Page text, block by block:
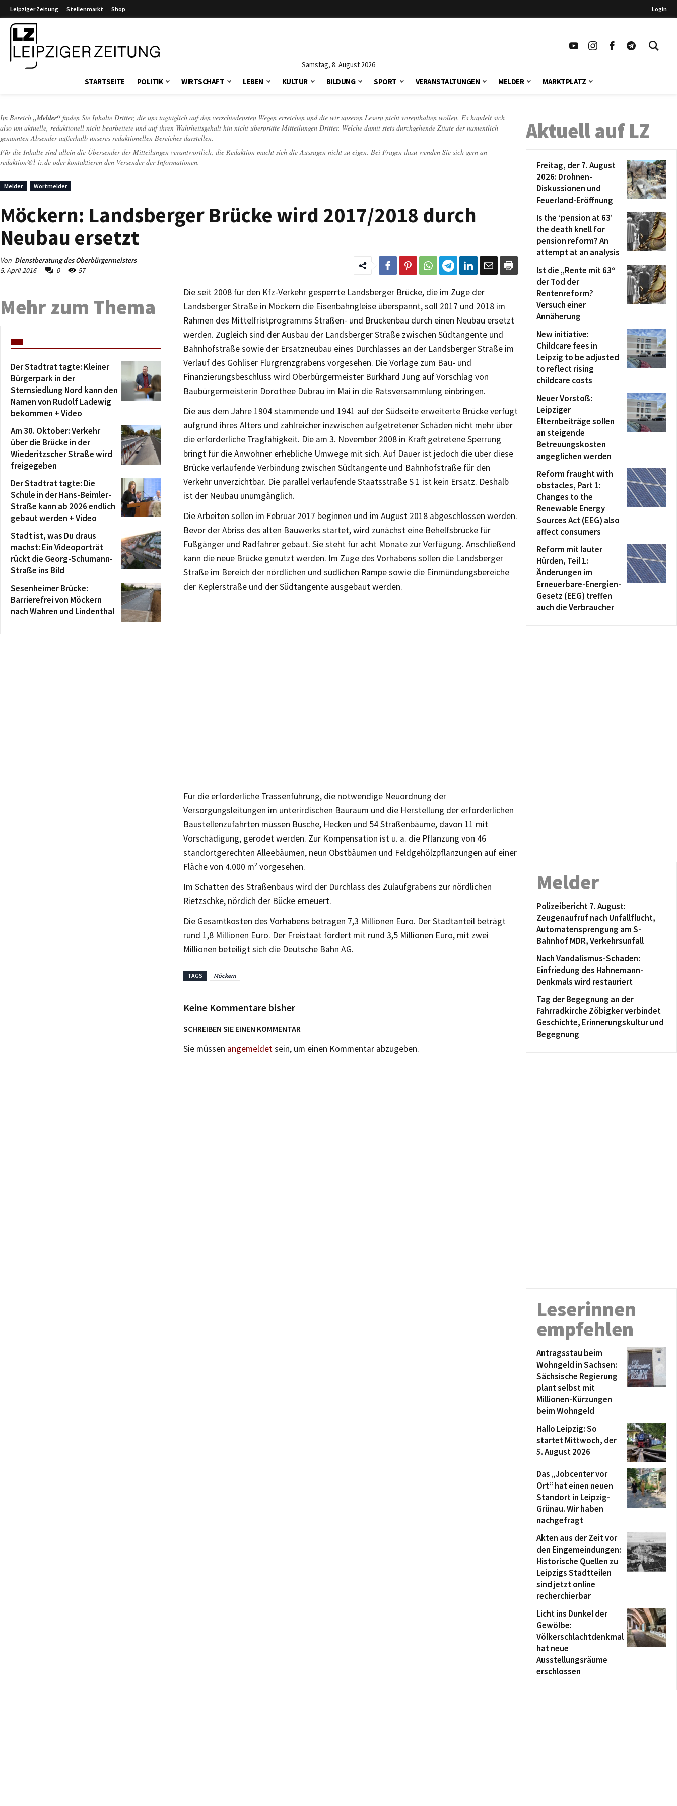
Leipziger Zeitung Stellenmarkt Shop Login
Samstag, 8. August 2026
STARTSEITE POLITIK WIRTSCHAFT LEBEN KULTUR BILDUNG SPORT VERANSTALTUNGEN MELDER MARKTPLATZ
Im Bereich „Melder“ finden Sie Inhalte Dritter, die uns tagtäglich auf den verschiedensten Wegen erreichen und die wir unseren Lesern nicht vorenthalten wollen. Es handelt sich
also um aktuelle, redaktionell nicht bearbeitete und auf ihren Wahrheitsgehalt hin nicht überprüfte Mitteilungen Dritter. Welche damit stets durchgehende Zitate der namentlich
genannten Absender außerhalb unseres redaktionellen Bereiches darstellen.
Für die Inhalte sind allein die Übersender der Mitteilungen verantwortlich, die Redaktion macht sich die Aussagen nicht zu eigen. Bei Fragen dazu wenden Sie sich gern an
redaktion@l-iz.de oder kontaktieren den Versender der Informationen.
Melder Wortmelder
Möckern: Landsberger Brücke wird 2017/2018 durch
Neubau ersetzt
Von Dienstberatung des Oberbürgermeisters
5. April 2016
0 57
Die seit 2008 für den Kfz-Verkehr gesperrte Landsberger Brücke, die im Zuge der
Landsberger Straße in Möckern die Eisenbahngleise überspannt, soll 2017 und 2018 im
Rahmen des Mittelfristprogramms Straßen- und Brückenbau durch einen Neubau ersetzt
werden. Zugleich sind der Ausbau der Landsberger Straße zwischen Südtangente und
Bahnhofstraße sowie der Ersatzneubau eines Durchlasses an der Landsberger Straße im
Verlauf des Gohliser Flurgrenzgrabens vorgesehen. Die Vorlage zum Bau- und
Finanzierungsbeschluss wird Oberbürgermeister Burkhard Jung auf Vorschlag von
Baubürgermeisterin Dorothee Dubrau im Mai in die Ratsversammlung einbringen.
Die aus dem Jahre 1904 stammende und 1941 auf der Südseite erweiterte Brücke verfügt
aufgrund ihres Alters und zahlreicher inzwischen aufgetretener Schäden nicht mehr über
die erforderliche Tragfähigkeit. Die am 3. November 2008 in Kraft getretene Sperrung
bringt für die Anwohner erhebliche Umwege mit sich. Auf Dauer ist jedoch die über diese
Brücke verlaufende Verbindung zwischen Südtangente und Bahnhofstraße für den
Verkehr unverzichtbar. Die parallel verlaufende Staatsstraße S 1 ist kein Ersatz. Deshalb
ist der Neubau unumgänglich.
Die Arbeiten sollen im Februar 2017 beginnen und im August 2018 abgeschlossen werden.
Bevor der Abriss des alten Bauwerks startet, wird zunächst eine Behelfsbrücke für
Fußgänger und Radfahrer gebaut. Sie steht für acht Monate zur Verfügung. Anschließend
kann die neue Brücke genutzt werden. Im Zuge des Vorhabens sollen die Landsberger
Straße im Bereich der nördlichen und südlichen Rampe sowie die Einmündungsbereiche
der Keplerstraße und der Südtangente ausgebaut werden.
Für die erforderliche Trassenführung, die notwendige Neuordnung der
Versorgungsleitungen im unterirdischen Bauraum und die Herstellung der erforderlichen
Baustellenzufahrten müssen Büsche, Hecken und 54 Straßenbäume, davon 11 mit
Vorschädigung, gerodet werden. Zur Kompensation ist u. a. die Pflanzung von 46
standortgerechten Alleebäumen, neun Obstbäumen und Feldgehölzpflanzungen auf einer
Fläche von 4.000 m² vorgesehen.
Im Schatten des Straßenbaus wird der Durchlass des Zulaufgrabens zur nördlichen
Rietzschke, nördich der Bücke erneuert.
Die Gesamtkosten des Vorhabens betragen 7,3 Millionen Euro. Der Stadtanteil beträgt
rund 1,8 Millionen Euro. Der Freistaat fördert mit rund 3,5 Millionen Euro, mit zwei
Millionen beteiligt sich die Deutsche Bahn AG.
TAGS Möckern
Keine Kommentare bisher
SCHREIBEN SIE EINEN KOMMENTAR
Sie müssen angemeldetsein, um einen Kommentar abzugeben.
Mehr zum Thema
Der Stadtrat tagte: Kleiner
Bürgerpark in der
Sternsiedlung Nord kann den
Namen von Rudolf Ladewig
bekommen + Video
Am 30. Oktober: Verkehr
über die Brücke in der
Wiederitzscher Straße wird
freigegeben
Der Stadtrat tagte: Die
Schule in der Hans-Beimler-
Straße kann ab 2026 endlich
gebaut werden + Video
Stadt ist, was Du draus
machst: Ein Videoporträt
rückt die Georg-Schumann-
Straße ins Bild
Sesenheimer Brücke:
Barrierefrei von Möckern
nach Wahren und Lindenthal
Aktuell auf LZ
Freitag, der 7. August
2026: Drohnen-
Diskussionen und
Feuerland-Eröffnung
Is the ‘pension at 63’
the death knell for
pension reform? An
attempt at an analysis
Ist die „Rente mit 63“
der Tod der
Rentenreform?
Versuch einer
Annäherung
New initiative:
Childcare fees in
Leipzig to be adjusted
to reflect rising
childcare costs
Neuer Vorstoß:
Leipziger
Elternbeiträge sollen
an steigende
Betreuungskosten
angeglichen werden
Reform fraught with
obstacles, Part 1:
Changes to the
Renewable Energy
Sources Act (EEG) also
affect consumers
Reform mit lauter
Hürden, Teil 1:
Änderungen im
Erneuerbare-Energien-
Gesetz (EEG) treffen
auch die Verbraucher
Melder
Polizeibericht 7. August:
Zeugenaufruf nach Unfallflucht,
Automatensprengung am S-
Bahnhof MDR, Verkehrsunfall
Nach Vandalismus-Schaden:
Einfriedung des Hahnemann-
Denkmals wird restauriert
Tag der Begegnung an der
Fahrradkirche Zöbigker verbindet
Geschichte, Erinnerungskultur und
Begegnung
Leserinnen
empfehlen
Antragsstau beim
Wohngeld in Sachsen:
Sächsische Regierung
plant selbst mit
Millionen-Kürzungen
beim Wohngeld
Hallo Leipzig: So
startet Mittwoch, der
5. August 2026
Das „Jobcenter vor
Ort“ hat einen neuen
Standort in Leipzig-
Grünau. Wir haben
nachgefragt
Akten aus der Zeit vor
den Eingemeindungen:
Historische Quellen zu
Leipzigs Stadtteilen
sind jetzt online
recherchierbar
Licht ins Dunkel der
Gewölbe:
Völkerschlachtdenkmal
hat neue
Ausstellungsräume
erschlossen